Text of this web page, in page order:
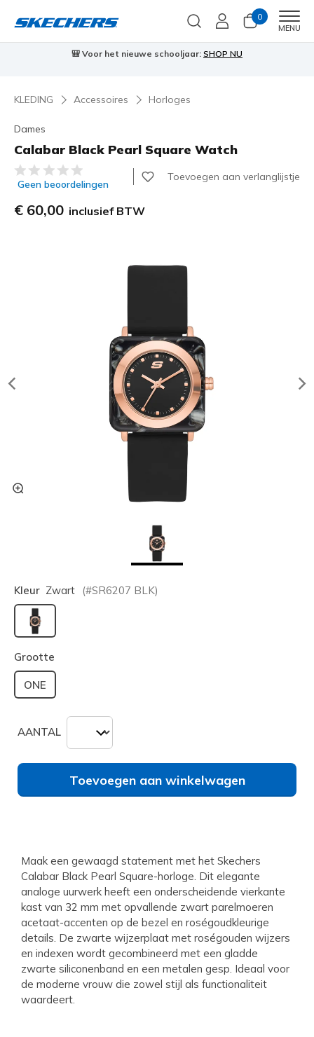
0
MENU
🎒 Voor het nieuwe schooljaar: SHOP NU
KLEDING Accessoires Horloges
Dames
Calabar Black Pearl Square Watch
5 van de 5 klantbeoordelingen
Geen beoordelingen
Toevoegen aan verlanglijstje
€ 60,00 inclusief BTW
Kleur Zwart (#SR6207 BLK)
geselecteerd
Grootte
ONE
AANTAL
Toevoegen aan winkelwagen
Maak een gewaagd statement met het Skechers
Calabar Black Pearl Square-horloge. Dit elegante
analoge uurwerk heeft een onderscheidende vierkante
kast van 32 mm met opvallende zwart parelmoeren
acetaat-accenten op de bezel en roségoudkleurige
details. De zwarte wijzerplaat met roségouden wijzers
en indexen wordt gecombineerd met een gladde
zwarte siliconenband en een metalen gesp. Ideaal voor
de moderne vrouw die zowel stijl als functionaliteit
waardeert.